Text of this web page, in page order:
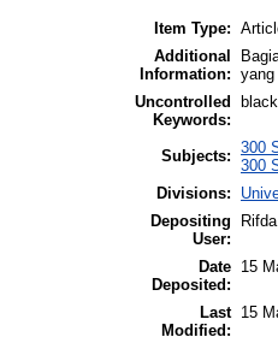
Item Type:
Additional
Information: yang
Uncontrolled
Keywords:
Subjects: 300
300
Divisions:
Depositing
User:
Date
Deposited:
15
Last
Modified:
15